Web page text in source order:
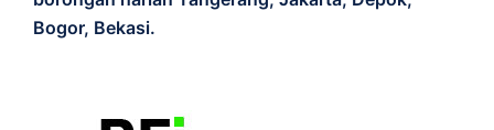
Bogor, Bekasi.